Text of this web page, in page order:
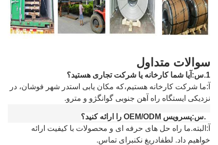
سوالات متداول
1. س :آیا شما کارخانه یا شرکت تجاری هستید؟
ما شرکت کارخانه هستیم،که مکان یابی استدر شهر فوشان، در
نزدیکی ایستگاه راه آهن جنوبی گوانگژو و مترو .
س:پسرویس OEM/ODM را ارائه کنید؟
البته.ما راه حل های حرفه ای و محصولات با کیفیت ارائه
خواهیم داد. لطفادریغ نکنبرای تماس